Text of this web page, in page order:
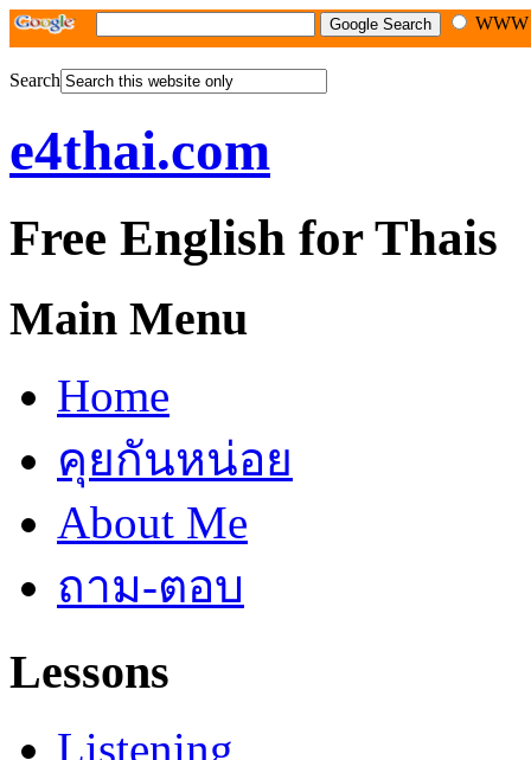
Search
e4thai.com
Free English for Thais
Main Menu
Home
คุยกันหน่อย
About Me
ถาม-ตอบ
Lessons
Listening